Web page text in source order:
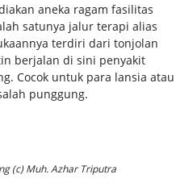
aneka ragam fasilitas
satunya jalur terapi alias
terdiri dari tonjolan
berjalan di sini penyakit
Cocok untuk para lansia atau
punggung.
(c) Muh. Azhar Triputra